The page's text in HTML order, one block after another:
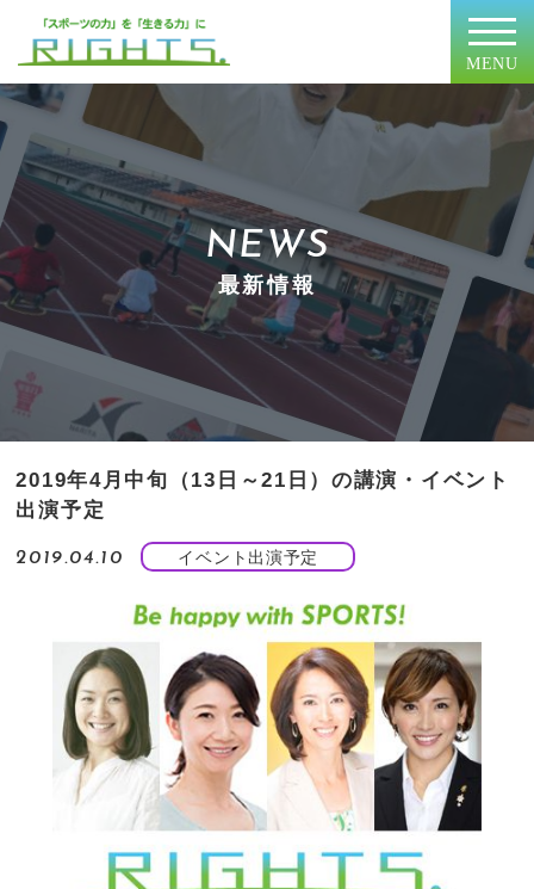
MENU
NEWS
最新情報
2019年4月中旬（13日～21日）の講演・イベント
出演予定
2019.04.10 イベント出演予定